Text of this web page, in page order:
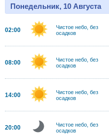
Понедельник, 10 Августа
02:00
Чистое небо, без
осадков
08:00
Чистое небо, без
осадков
14:00
Чистое небо, без
осадков
20:00
Чистое небо, без
осадков